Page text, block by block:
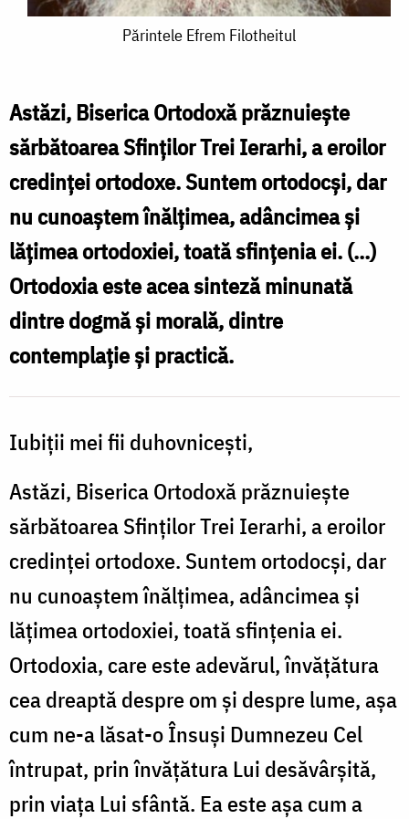
Părintele Efrem Filotheitul
Astăzi, Biserica Ortodoxă prăznuiește
sărbătoarea Sfinților Trei Ierarhi, a eroilor
credinței ortodoxe. Suntem ortodocși, dar
nu cunoaștem înălțimea, adâncimea și
lățimea ortodoxiei, toată sfințenia ei. (...)
Ortodoxia este acea sinteză minunată
dintre dogmă și morală, dintre
contemplație și practică.
Iubiții mei fii duhovnicești,
Astăzi, Biserica Ortodoxă prăznuiește
sărbătoarea Sfinților Trei Ierarhi, a eroilor
credinței ortodoxe. Suntem ortodocși, dar
nu cunoaștem înălțimea, adâncimea și
lățimea ortodoxiei, toată sfințenia ei.
Ortodoxia, care este adevărul, învățătura
cea dreaptă despre om și despre lume, așa
cum ne-a lăsat-o Însuși Dumnezeu Cel
întrupat, prin învățătura Lui desăvârșită,
prin viața Lui sfântă. Ea este așa cum a